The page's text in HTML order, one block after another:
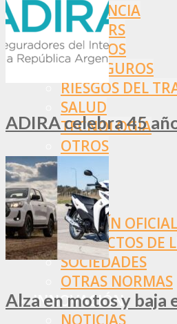
ASISTENCIA
BROKERS
SEGUROS
REASEGUROS
RIESGOS DEL
SALUD
TECNOLOGÍA
OTROS
NORMAS
SSN
SRT
BOLETÍN OFICIAL
PROYECTOS DE
SOCIEDADES
OTRAS NORMAS
INNOVACIÓN
NOTICIAS
ADIRA celebra 45
Alza en motos y